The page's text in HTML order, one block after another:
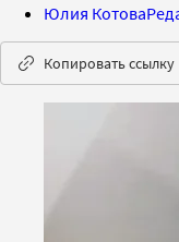
Юлия Котова
Копировать ссылку